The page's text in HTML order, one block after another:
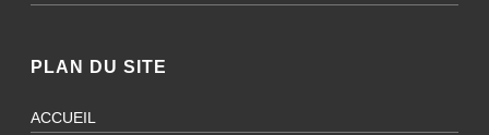
PLAN DU SITE
ACCUEIL